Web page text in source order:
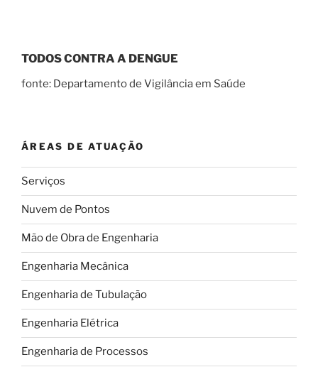
TODOS CONTRA A DENGUE
fonte: Departamento de Vigilância em Saúde
ÁREAS DE ATUAÇÃO
Serviços
Nuvem de Pontos
Mão de Obra de Engenharia
Engenharia Mecânica
Engenharia de Tubulação
Engenharia Elétrica
Engenharia de Processos